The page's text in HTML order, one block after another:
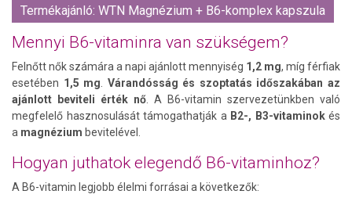
Termékajánló: WTN Magnézium + B6-komplex kapszula
Mennyi B6-vitaminra van szükségem?
Felnőtt nők számára a napi ajánlott mennyiség 1,2 mg, míg férfiak
esetében 1,5 mg
Várandósság és szoptatás időszakában az
ajánlott beviteli érték nő . A B6-vitamin szervezetünkben való
megfelelő hasznosulását támogathatják a B2-, B3-vitaminokés
a magnézium bevitelével.
Hogyan juthatok elegendő B6-vitaminhoz?
A B6-vitamin legjobb élelmi forrásai a következők: